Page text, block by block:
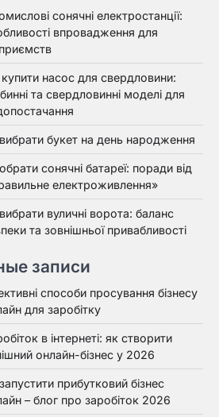
сонячні електростанції:
впровадження для
насос для свердловини:
та свердловинні моделі для
букет на день народження
сонячні батареї: поради від
електроживлення»
вуличні ворота: баланс
та зовнішньої привабливості
записи
способи просування бізнесу
для заробітку
в інтернеті: як створити
онлайн-бізнес у 2026
прибутковий бізнес
– блог про заробіток 2026